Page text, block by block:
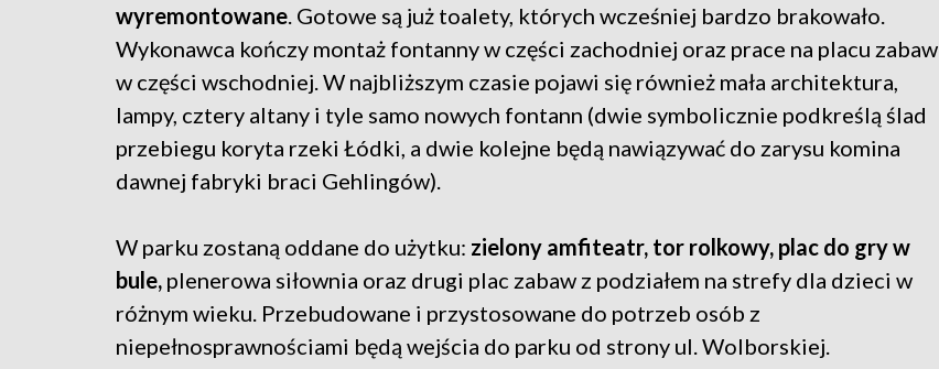
wyremontowane. Gotowe są już toalety, których wcześniej bardzo brakowało.
Wykonawca kończy montaż fontanny w części zachodniej oraz prace na placu zabaw
w części wschodniej. W najbliższym czasie pojawi się również mała architektura,
lampy, cztery altany i tyle samo nowych fontann (dwie symbolicznie podkreślą ślad
przebiegu koryta rzeki Łódki, a dwie kolejne będą nawiązywać do zarysu komina
dawnej fabryki braci Gehlingów).
W parku zostaną oddane do użytku: zielony amfiteatr, tor rolkowy, plac do gry w
bule, plenerowa siłownia oraz drugi plac zabaw z podziałem na strefy dla dzieci w
różnym wieku. Przebudowane i przystosowane do potrzeb osób z
niepełnosprawnościami będą wejścia do parku od strony ul. Wolborskiej.